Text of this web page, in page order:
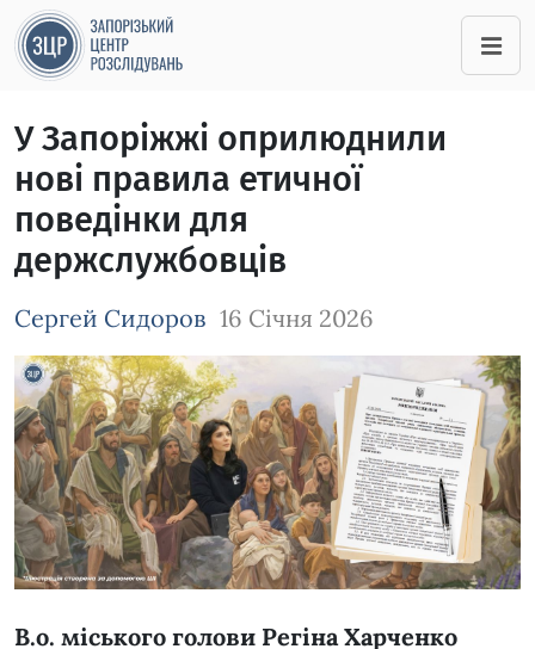
У Запоріжжі оприлюднили
нові правила етичної
поведінки для
держслужбовців
Сергей Сидоров 16 Січня 2026
Зображення завантажується
В.о. міського голови Регіна Харченко